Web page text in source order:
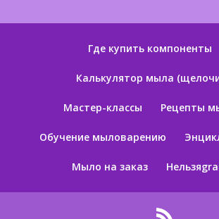
Где купить компоненты
Калькулятор мыла
Мастер-классы Рецепты
Обучение мыловарению
Мыло на заказ